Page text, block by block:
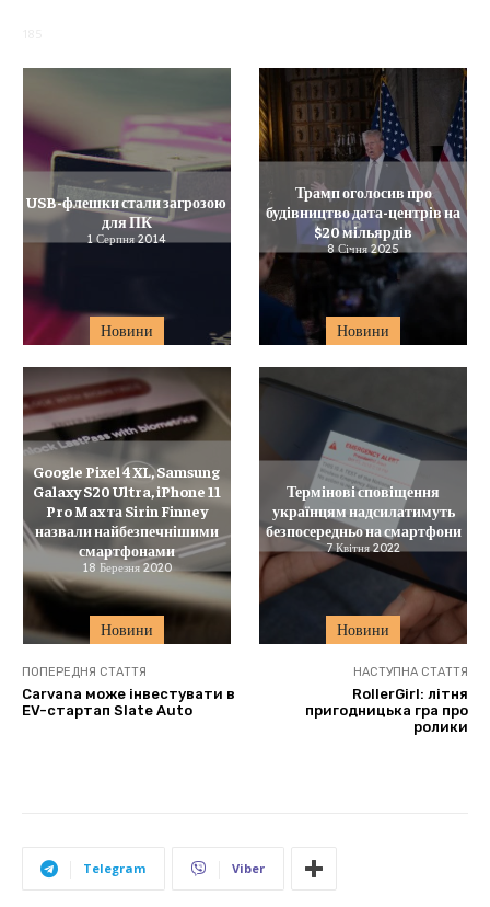
Новини
USB-флешки стали загрозою
для ПК
1 Серпня 2014
Новини
Трамп оголосив про
будівництво дата-центрів на
$20 мільярдів
8 Січня 2025
Новини
Google Pixel 4 XL, Samsung
Galaxy S20 Ultra, iPhone 11
Pro Max та Sirin Finney
назвали найбезпечнішими
смартфонами
18 Березня 2020
Новини
Термінові сповіщення
українцям надсилатимуть
безпосередньо на смартфони
7 Квітня 2022
ПОПЕРЕДНЯ СТАТТЯ
Carvana може інвестувати в
EV-стартап Slate Auto
НАСТУПНА СТАТТЯ
RollerGirl: літня
пригодницька гра про
ролики
Telegram Viber